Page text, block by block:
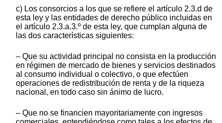
c) Los consorcios a los que se refiere el artículo 2.3.d de
esta ley y las entidades de derecho público incluidas en
el artículo 2.3.a.3.º de esta ley, que cumplan alguna de
las dos características siguientes:
– Que su actividad principal no consista en la producción
en régimen de mercado de bienes y servicios destinados
al consumo individual o colectivo, o que efectúen
operaciones de redistribución de renta y de la riqueza
nacional, en todo caso sin ánimo de lucro.
– Que no se financien mayoritariamente con ingresos